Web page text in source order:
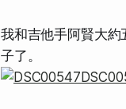
我和吉他手阿賢大
子了。